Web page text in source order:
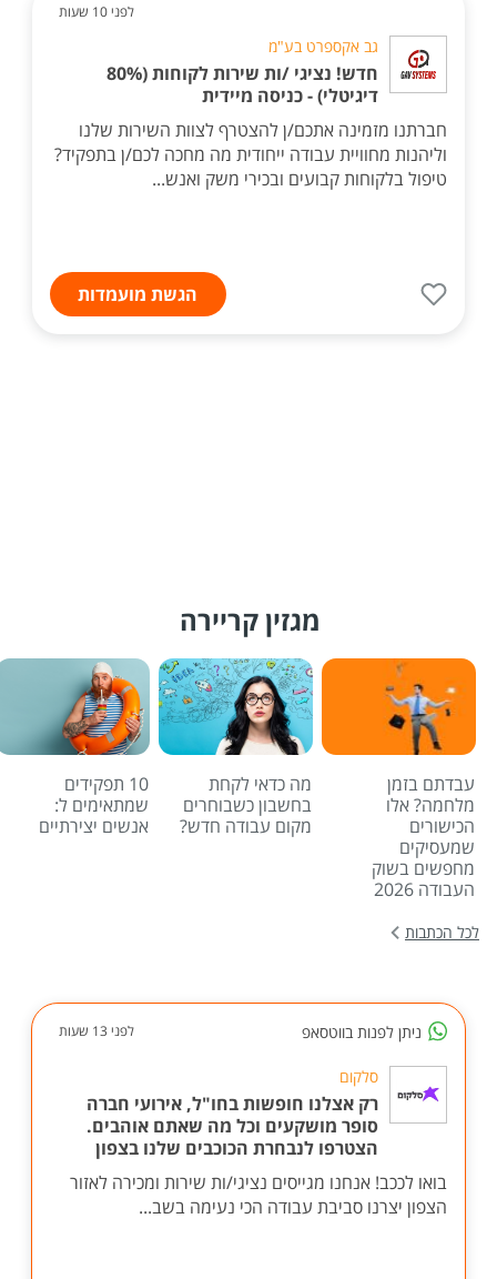
לפני 10 שעות
גב אקספרט בע"מ
חדש! נציגי /ות שירות לקוחות (80%
דיגיטלי) - כניסה מיידית
חברתנו מזמינה אתכם/ן להצטרף לצוות השירות שלנו
וליהנות מחוויית עבודה ייחודית מה מחכה לכם/ן בתפקיד?
טיפול בלקוחות קבועים ובכירי משק ואנש...
הגשת מועמדות
מגזין קריירה
עבדתם בזמן
מלחמה? אלו
הכישורים
שמעסיקים
מחפשים בשוק
העבודה 2026
מה כדאי לקחת
בחשבון כשבוחרים
מקום עבודה חדש?
10 תפקידים
שמתאימים ל:
אנשים יצירתיים
לכל הכתבות
ניתן לפנות בווטסאפ לפני 13 שעות
סלקום
רק אצלנו חופשות בחו"ל, אירועי חברה
סופר מושקעים וכל מה שאתם אוהבים.
הצטרפו לנבחרת הכוכבים שלנו בצפון
בואו לככב! אנחנו מגייסים נציגי/ות שירות ומכירה לאזור
הצפון יצרנו סביבת עבודה הכי נעימה בשב...